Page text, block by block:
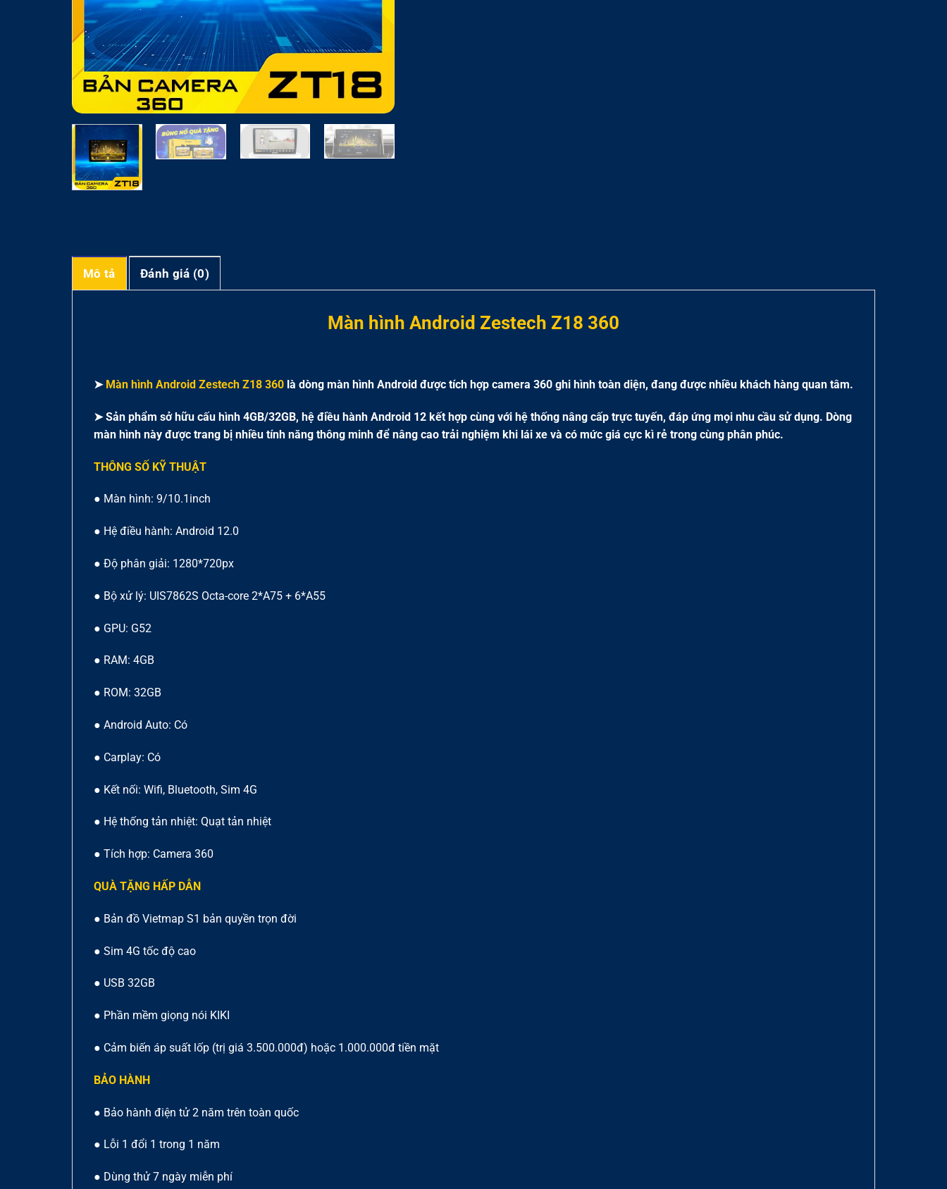
Mô tả Đánh giá (0)
Màn hình Android Zestech Z18 360
➤ Màn hình Android Zestech Z18 360 là dòng màn hình Android được tích hợp camera 360 ghi hình toàn diện, đang được nhiều khách hàng quan tâm.
➤ Sản phẩm sở hữu cấu hình 4GB/32GB, hệ điều hành Android 12 kết hợp cùng với hệ thống nâng cấp trực tuyến, đáp ứng mọi nhu cầu sử dụng. Dòng
màn hình này được trang bị nhiều tính năng thông minh để nâng cao trải nghiệm khi lái xe và có mức giá cực kì rẻ trong cùng phân phúc.
THÔNG SỐ KỸ THUẬT
● Màn hình: 9/10.1inch
● Hệ điều hành: Android 12.0
● Độ phân giải: 1280*720px
● Bộ xử lý: UIS7862S Octa-core 2*A75 + 6*A55
● GPU: G52
● RAM: 4GB
● ROM: 32GB
● Android Auto: Có
● Carplay: Có
● Kết nối: Wifi, Bluetooth, Sim 4G
● Hệ thống tản nhiệt: Quạt tản nhiệt
● Tích hợp: Camera 360
QUÀ TẶNG HẤP DẪN
● Bản đồ Vietmap S1 bản quyền trọn đời
● Sim 4G tốc độ cao
● USB 32GB
● Phần mềm giọng nói KIKI
● Cảm biến áp suất lốp (trị giá 3.500.000đ) hoặc 1.000.000đ tiền mặt
BẢO HÀNH
● Bảo hành điện tử 2 năm trên toàn quốc
● Lỗi 1 đổi 1 trong 1 năm
● Dùng thử 7 ngày miễn phí